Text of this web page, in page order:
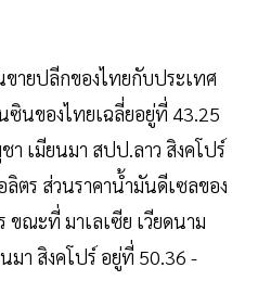
ายปลีกของไทยกับประเทศ
ซินของไทยเฉลี่ยอยู่ที่ 43.25
เมียนมา สปป.ลาว สิงคโปร์
ตร ส่วนราคาน้ำมันดีเซลของ
ณะที่ มาเลเซีย เวียดนาม
า สิงคโปร์ อยู่ที่ 50.36 -